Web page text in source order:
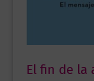
El fin de la